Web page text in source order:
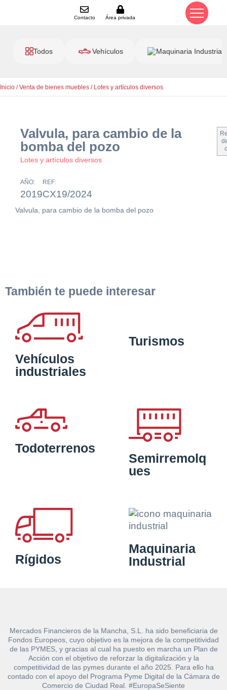
Contacto Área privada
Todos Vehículos Maquinaria Industrial
Inicio /Venta de bienes muebles / Lotes y artículos diversos
Valvula, para cambio de la
bomba del pozo
Lotes y artículos diversos
AÑO:
2019
REF:
CX19/2024
Valvula, para cambio de la bomba del pozo
También te puede interesar
Vehículos
industriales
Turismos
Todoterrenos
Semirremolq
ues
Rígidos
Maquinaria
Industrial
Mercados Financieros de la Mancha, S.L. ha sido beneficiaria de
Fondos Europeos, cuyo objetivo es la mejora de la competitividad
de las PYMES, y gracias al cual ha puesto en marcha un Plan de
Acción con el objetivo de reforzar la digitalización y la
competitividad de las pymes durante el año 2025. Para ello ha
contado con el apoyo del Programa Pyme Digital de la Cámara de
Comercio de Ciudad Real. #EuropaSeSiente